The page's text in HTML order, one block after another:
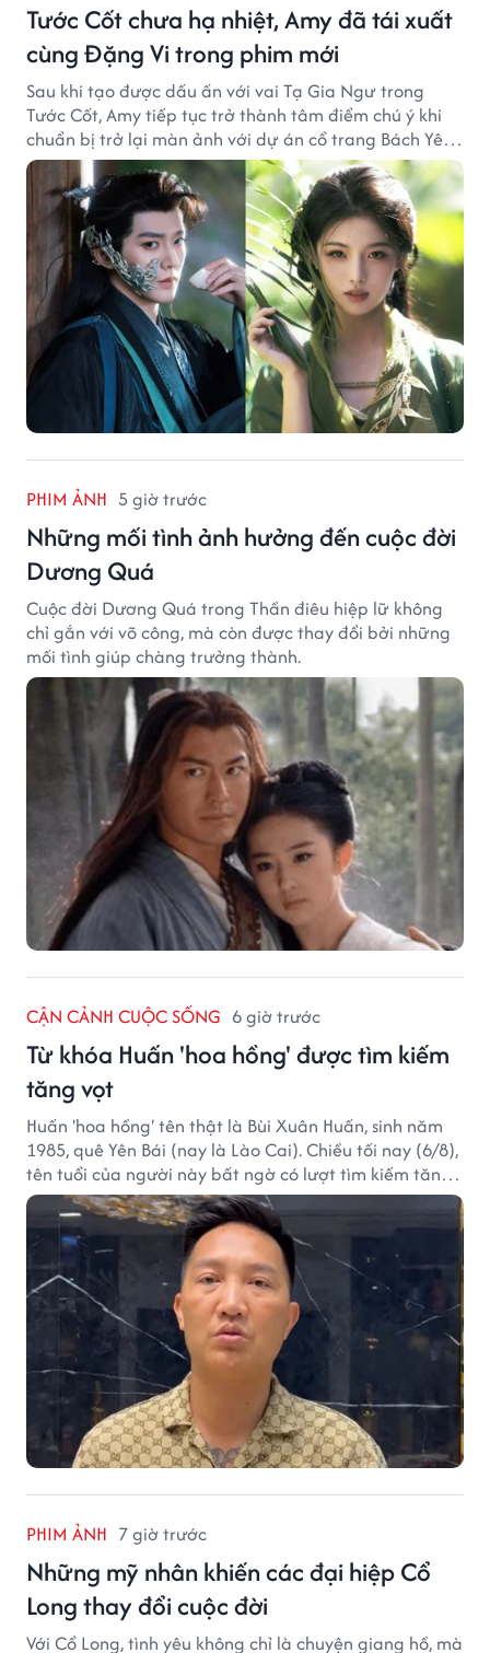
Tước Cốt chưa hạ nhiệt, Amy đã tái xuất
cùng Đặng Vi trong phim mới
Sau khi tạo được dấu ấn với vai Tạ Gia Ngư trong
Tước Cốt, Amy tiếp tục trở thành tâm điểm chú ý khi
chuẩn bị trở lại màn ảnh với dự án cổ trang Bách Yêu
Phổ.
PHIM ẢNH 5 giờ trước
Những mối tình ảnh hưởng đến cuộc đời
Dương Quá
Cuộc đời Dương Quá trong Thần điêu hiệp lữ không
chỉ gắn với võ công, mà còn được thay đổi bởi những
mối tình giúp chàng trưởng thành.
CẬN CẢNH CUỘC SỐNG 6 giờ trước
Từ khóa Huấn 'hoa hồng' được tìm kiếm
tăng vọt
Huấn 'hoa hồng' tên thật là Bùi Xuân Huấn, sinh năm
1985, quê Yên Bái (nay là Lào Cai). Chiều tối nay (6/8),
tên tuổi của người này bất ngờ có lượt tìm kiếm tăng
vọt.
PHIM ẢNH 7 giờ trước
Những mỹ nhân khiến các đại hiệp Cổ
Long thay đổi cuộc đời
Với Cổ Long, tình yêu không chỉ là chuyện giang hồ, mà